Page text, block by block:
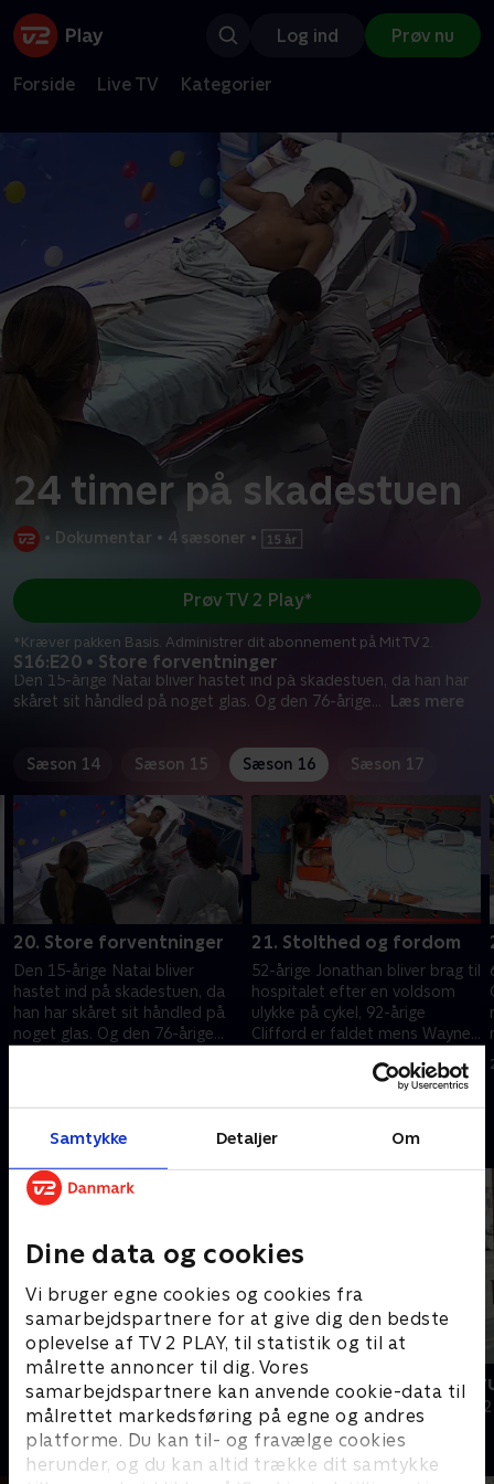
Samtykke Detaljer Om
Dine data og cookies
Vi bruger egne cookies og cookies fra
samarbejdspartnere for at give dig den bedste
oplevelse af TV 2 PLAY, til statistik og til at
målrette annoncer til dig. Vores
samarbejdspartnere kan anvende cookie-data til
målrettet markedsføring på egne og andres
platforme. Du kan til- og fravælge cookies
herunder, og du kan altid trække dit samtykke
Log ind Prøv nu
Forside Live TV Kategorier
24 timer på skadestuen
• Dokumentar • 4 sæsoner •
S16:E20 • Store forventninger
Den 15-årige Natai bliver hastet ind på skadestuen, da han har
skåret sit håndled på noget glas. Og den 76-årige... Læs mere
Prøv TV 2 Play*
*Kræver pakken Basis. Administrer dit abonnement på Mit TV 2.
Sæson 14 Sæson 15 Sæson 16 Sæson 17
20. Store forventninger
Den 15-årige Natai bliver
hastet ind på skadestuen, da
han har skåret sit håndled på
noget glas. Og den 76-årige
21. Stolthed og fordom
52-årige Jonathan bliver brag til
hospitalet efter en voldsom
ulykke på cykel, 92-årige
Clifford er faldet mens Wayne
1. november 2023 • 46 min
Andre så også
Grænsepatruljen Australien
Dokumentar • 4 sæsoner Dokumentar •